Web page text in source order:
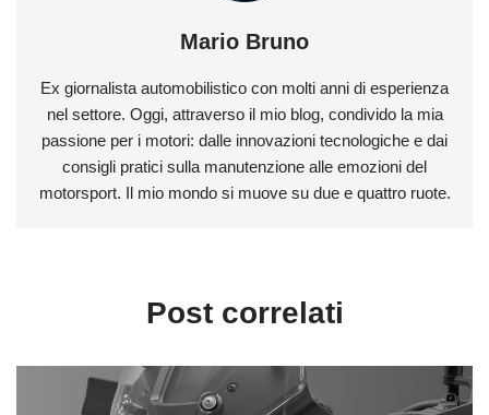
Mario Bruno
Ex giornalista automobilistico con molti anni di esperienza
nel settore. Oggi, attraverso il mio blog, condivido la mia
passione per i motori: dalle innovazioni tecnologiche e dai
consigli pratici sulla manutenzione alle emozioni del
motorsport. Il mio mondo si muove su due e quattro ruote.
Post correlati